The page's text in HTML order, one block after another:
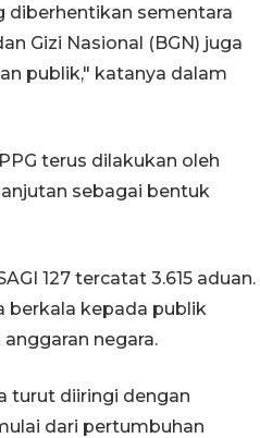
diberhentikan sementara
Gizi Nasional (BGN) juga
publik," katanya dalam
terus dilakukan oleh
sebagai bentuk
127 tercatat 3.615 aduan.
berkala kepada publik
negara.
turut diiringi dengan
dari pertumbuhan